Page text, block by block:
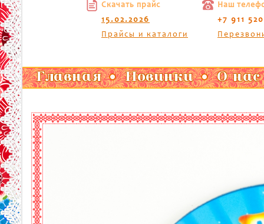
Скачать прайс
15.02.2026
Прайсы и каталоги
Наш
+7 911
Главная Новинки О нас